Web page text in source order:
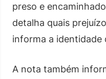
preso e
detalha quais
informa a identidade
A nota também